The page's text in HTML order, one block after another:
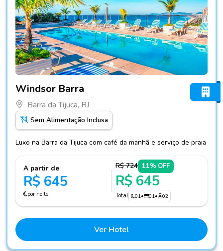
Windsor Barra
Barra da Tijuca, RJ
Sem Alimentação Inclusa
Luxo na Barra da Tijuca com café da manhã e serviço de praia
A partir de
R$ 645
por noite
R$ 724 11% OFF
R$ 645
Total 01• 01• 02
Ver Hotel